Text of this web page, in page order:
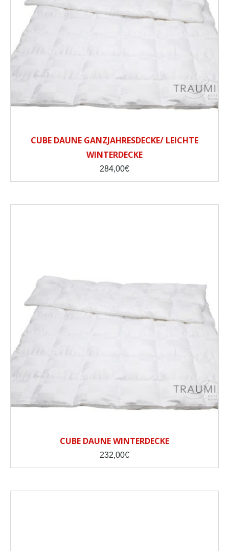
CUBE DAUNE GANZJAHRESDECKE/ LEICHTE
WINTERDECKE
284,00€
CUBE DAUNE WINTERDECKE
232,00€